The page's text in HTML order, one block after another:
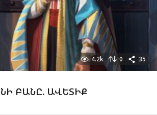
4.2k 0 35
ԲԱՆԸ. ԱՎԵՏԻՔ